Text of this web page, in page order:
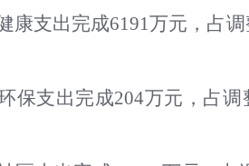
康支出完成6191万元，占
环保支出完成204万元，占